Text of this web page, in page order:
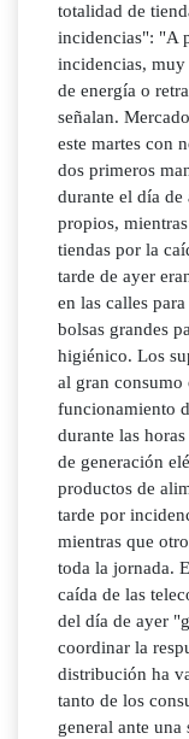
totalidad de
incidencias": "A
incidencias,
de energía o
señalan.
este martes con
dos primeros
durante el día de
propios,
tiendas por la
tarde de ayer
en las calles
bolsas grandes
higiénico. Los
al gran
funcionamiento
durante las
de generación
productos de
tarde por
mientras que
toda la jornada.
caída de las
del día de ayer
coordinar la
distribución ha
tanto de los
general ante